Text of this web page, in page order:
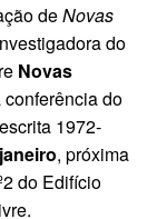
deNovas
do
Novas
conferência do
1972-
, próxima
do Edifício